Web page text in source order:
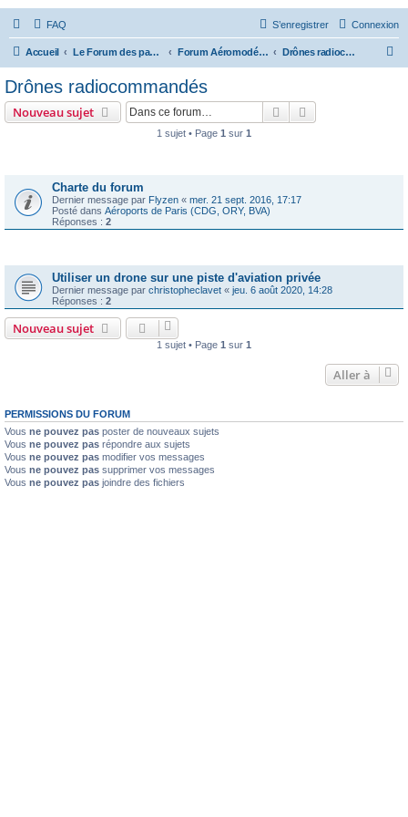
FAQ Connexion
S’enregistrer
Accueil Le Forum des passionnés d'aviation Forum Aéromodélisme Drônes radiocommandés
Drônes radiocommandés
Nouveau sujet Rechercher
1 sujet • Page 1 sur 1
Charte du forum
Dernier message par Flyzen « mer. 21 sept. 2016, 17:17
Posté dans Aéroports de Paris (CDG, ORY, BVA)
Réponses : 2
Utiliser un drone sur une piste d'aviation privée
Dernier message par christopheclavet « jeu. 6 août 2020, 14:28
Réponses : 2
Nouveau sujet
1 sujet • Page 1 sur 1
Aller à
PERMISSIONS DU FORUM
Vous ne pouvez pas poster de nouveaux sujets
Vous ne pouvez pas répondre aux sujets
Vous ne pouvez pas modifier vos messages
Vous ne pouvez pas supprimer vos messages
Vous ne pouvez pas joindre des fichiers